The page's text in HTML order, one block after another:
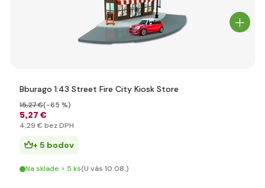
Bburago 1:43 Street Fire City Kiosk Store
5,27 €
15,27 €(-65 %)
4,29 € bez DPH
+ 5 bodov
Na sklade > 5 ks(U vás 10.08.)